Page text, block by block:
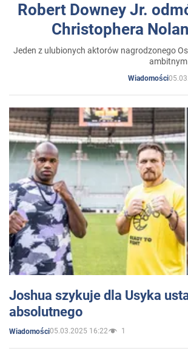
Robert Downey Jr.
Christophera
Jeden z ulubionych aktorów nagrodzonego
Wiadomości
Joshua szykuje dla Usyka
absolutnego
Wiadomości05.03.2025 16:22 1